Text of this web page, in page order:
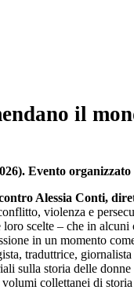
il
Evento
Alessia Conti,
violenza e
scelte – che in
in un momento
traduttrice,
sulla storia delle
collettanei di storia